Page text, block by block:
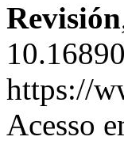
Revisión
https://
Acesso